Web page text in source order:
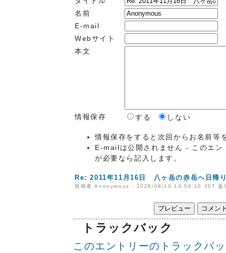
名前
E-mail
Webサイト
本文
情報保存 する しない
情報保存をすると次回からお名前等
E-mailは公開されません - このエン
が必要なら記入します。
Re: 2011年11月16日 八ヶ岳の赤岳へ日帰
投稿者 Anonymous : 2026/08/10 13:50:10 JST返
トラックバック
このエントリーのトラックバ